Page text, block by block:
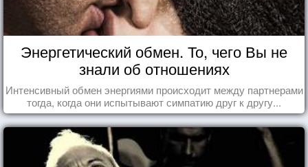
Энергетический обмен. То, чего Вы не
знали об отношениях
Интенсивный обмен энергиями происходит между партнерами
тогда, когда они испытывают симпатию друг к другу...